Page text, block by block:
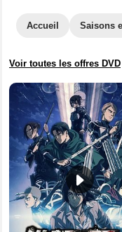
Accueil Saisons
Voir toutes les offres DVD